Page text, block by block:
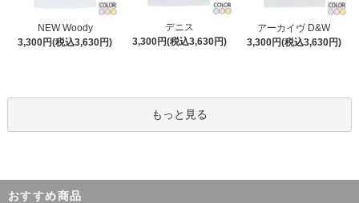
NEW Woody
3,300円(税込3,630円)
デニス
3,300円(税込3,630円)
アーカイヴ D&W
3,300円(税込3,630円)
もっと見る
おすすめ商品